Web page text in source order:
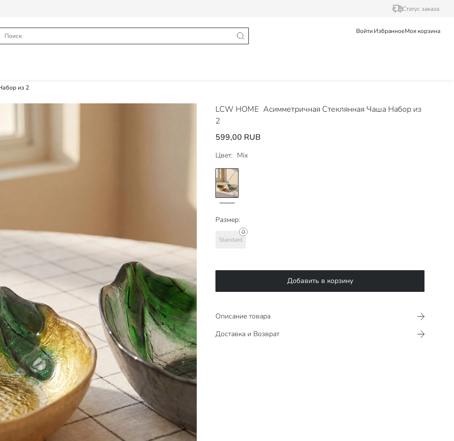
Статус заказа
Войти ИзбранноеМоя корзина
из 2
LCW HOME Асимметричная Стеклянная Чаша Набор из
2
599,00 RUB
Цвет: Mix
Размер:
Standard
Добавить в корзину
Описание товара
Доставка и Возврат